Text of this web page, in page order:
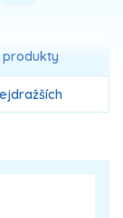
produkty